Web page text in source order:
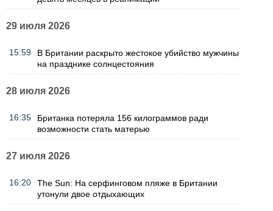
29 июля 2026
15:59
В Британии раскрыто жестокое убийство мужчины
на празднике солнцестояния
28 июля 2026
16:35
Британка потеряла 156 килограммов ради
возможности стать матерью
27 июля 2026
16:20
The Sun: На серфинговом пляже в Британии
утонули двое отдыхающих